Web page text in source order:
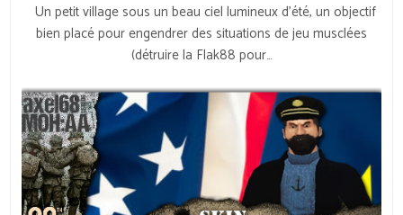
Un petit village sous un beau ciel lumineux d’été, un objectif
bien placé pour engendrer des situations de jeu musclées
(détruire la Flak88 pour…